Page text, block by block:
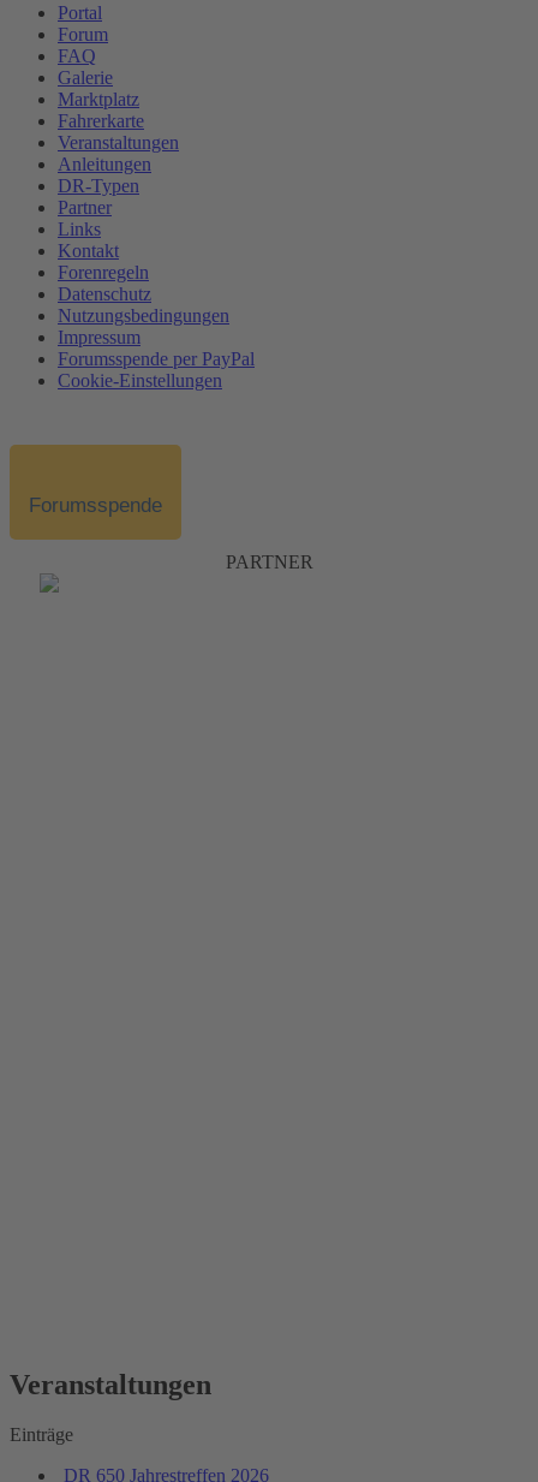
Portal
Forum
FAQ
Galerie
Marktplatz
Fahrerkarte
Veranstaltungen
Anleitungen
DR-Typen
Partner
Links
Kontakt
Forenregeln
Datenschutz
Nutzungsbedingungen
Impressum
Forumsspende per PayPal
Cookie-Einstellungen
Forumsspende
PARTNER
Veranstaltungen
Einträge
DR 650 Jahrestreffen 2026